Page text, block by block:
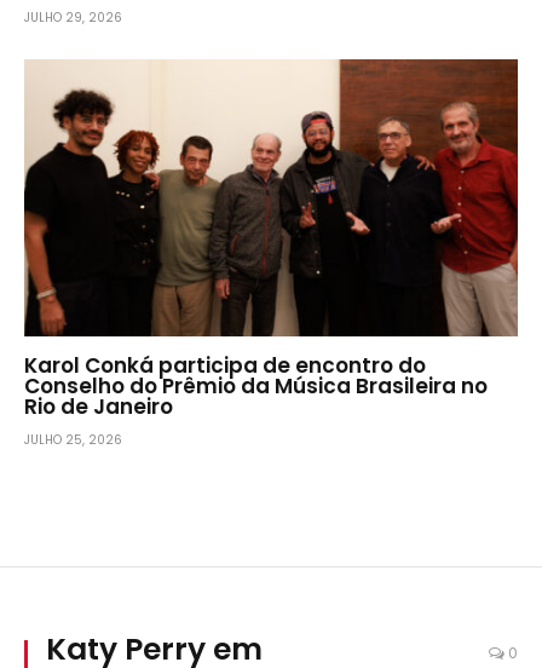
JULHO 29, 2026
Karol Conká participa de encontro do
Conselho do Prêmio da Música Brasileira no
Rio de Janeiro
JULHO 25, 2026
Katy Perry em 0